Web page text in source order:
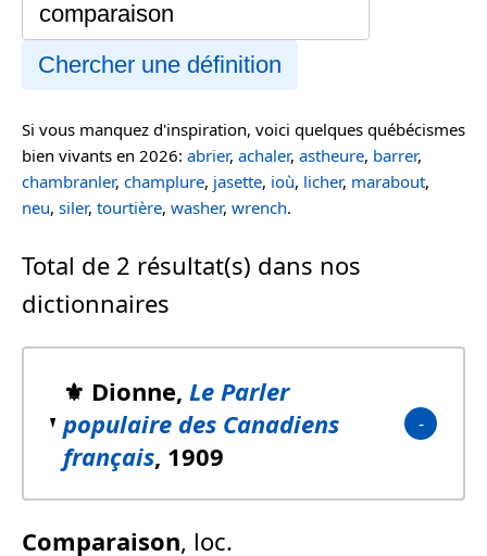
Chercher une définition
Si vous manquez d'inspiration, voici quelques québécismes
bien vivants en 2026: abrier, achaler, astheure, barrer,
chambranler, champlure, jasette, ioù, licher, marabout,
neu, siler, tourtière, washer, wrench.
Total de 2 résultat(s) dans nos
dictionnaires
⚜️ Dionne, Le Parler
populaire des Canadiens
français, 1909
Comparaison, loc.